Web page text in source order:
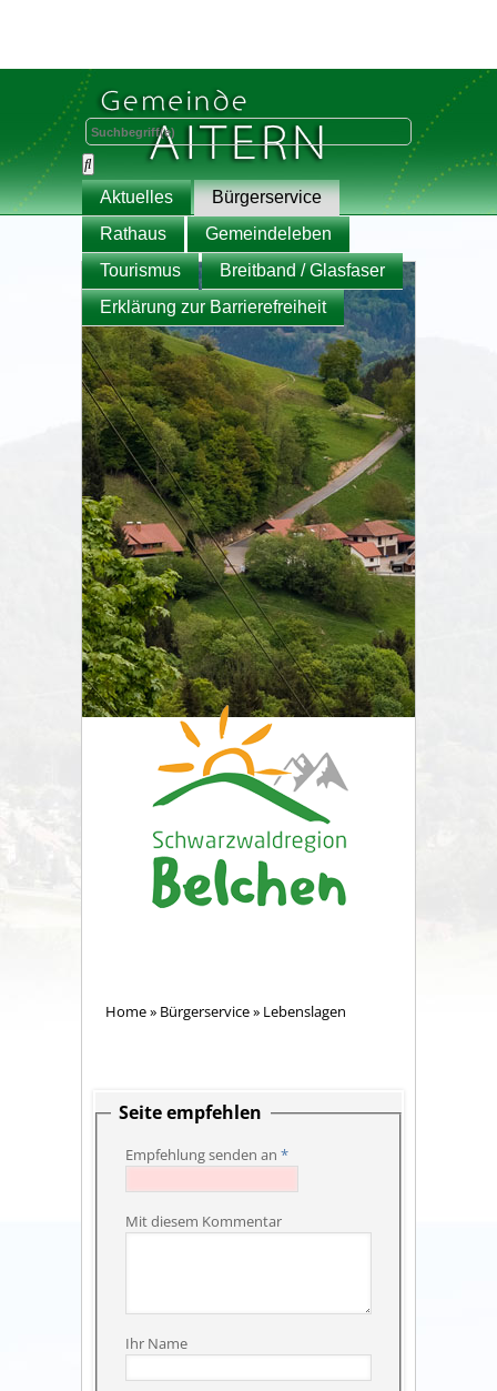
Aktuelles
Bürgerservice
Rathaus
Gemeindeleben
Tourismus
Breitband / Glasfaser
Erklärung zur Barrierefreiheit
Home» Bürgerservice» Lebenslagen
Seite empfehlen
Empfehlung senden an *
Mit diesem Kommentar
Ihr Name